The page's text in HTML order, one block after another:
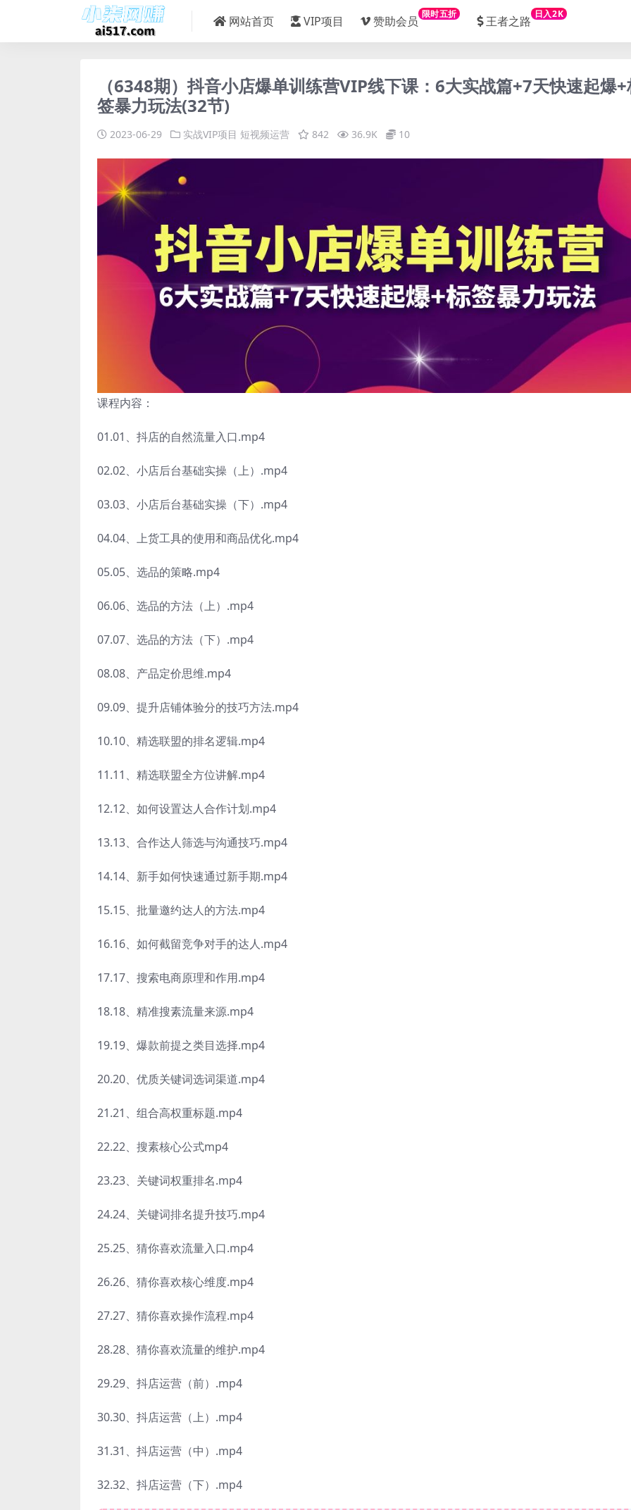
网站首页 VIP项目 赞助会员 限时五折 王者之路 日入2K
（6348期）抖音小店爆单训练营VIP线下课：6大实战篇+7天快速起爆
签暴力玩法(32节)
2023-06-29 实战VIP项目 短视频运营 842 36.9K 10
课程内容：
01.01、抖店的自然流量入口.mp4
02.02、小店后台基础实操（上）.mp4
03.03、小店后台基础实操（下）.mp4
04.04、上货工具的使用和商品优化.mp4
05.05、选品的策略.mp4
06.06、选品的方法（上）.mp4
07.07、选品的方法（下）.mp4
08.08、产品定价思维.mp4
09.09、提升店铺体验分的技巧方法.mp4
10.10、精选联盟的排名逻辑.mp4
11.11、精选联盟全方位讲解.mp4
12.12、如何设置达人合作计划.mp4
13.13、合作达人筛选与沟通技巧.mp4
14.14、新手如何快速通过新手期.mp4
15.15、批量邀约达人的方法.mp4
16.16、如何截留竞争对手的达人.mp4
17.17、搜索电商原理和作用.mp4
18.18、精准搜素流量来源.mp4
19.19、爆款前提之类目选择.mp4
20.20、优质关键词选词渠道.mp4
21.21、组合高权重标题.mp4
22.22、搜素核心公式mp4
23.23、关键词权重排名.mp4
24.24、关键词排名提升技巧.mp4
25.25、猜你喜欢流量入口.mp4
26.26、猜你喜欢核心维度.mp4
27.27、猜你喜欢操作流程.mp4
28.28、猜你喜欢流量的维护.mp4
29.29、抖店运营（前）.mp4
30.30、抖店运营（上）.mp4
31.31、抖店运营（中）.mp4
32.32、抖店运营（下）.mp4